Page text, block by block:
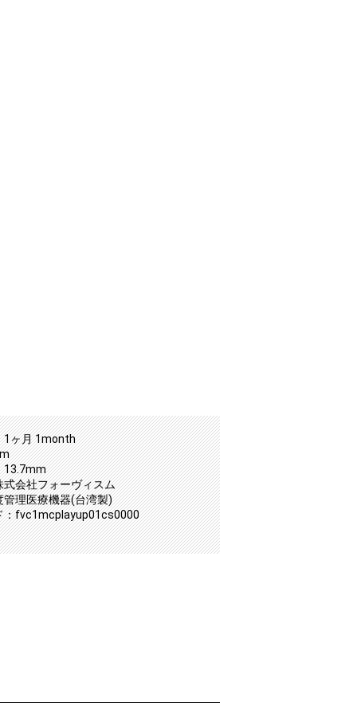
1ヶ月 1month
13.7mm
式会社フォーヴィスム
管理医療機器(台湾製)
：fvc1mcplayup01cs0000